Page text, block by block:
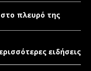
πλευρό της
ειδήσεις